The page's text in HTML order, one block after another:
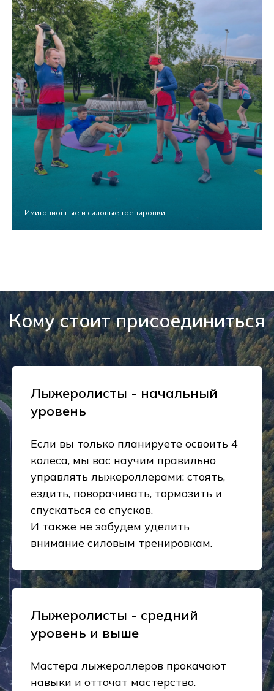
Имитационные и силовые тренировки
Кому стоит присоединиться
Лыжеролисты - начальный
уровень
Если вы только планируете освоить 4
колеса, мы вас научим правильно
управлять лыжероллерами: стоять,
ездить, поворачивать, тормозить и
спускаться со спусков.
И также не забудем уделить
внимание силовым тренировкам.
Лыжеролисты - средний
уровень и выше
Мастера лыжероллеров прокачают
навыки и отточат мастерство.